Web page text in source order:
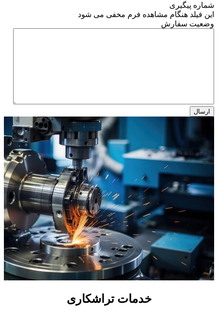
شماره پیگیری
این فیلد هنگام مشاهده فرم مخفی می شود
وضعیت سفارش
خدمات تراشکاری